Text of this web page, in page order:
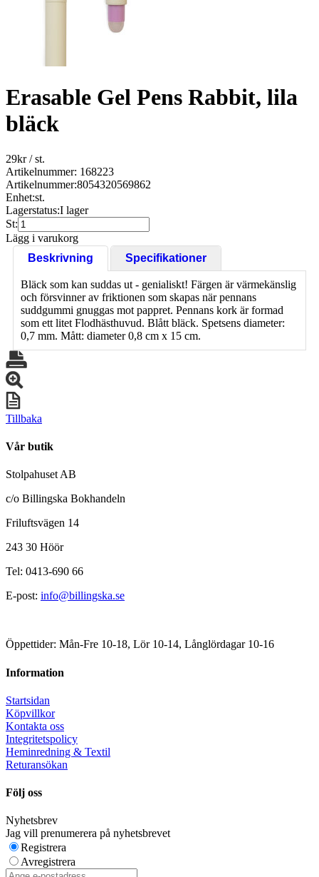
Erasable Gel Pens Rabbit, lila
bläck
29kr/ st.
Artikelnummer: 168223
Artikelnummer:8054320569862
Enhet:st.
Lagerstatus:I lager
St:
Lägg i varukorg
Beskrivning
Specifikationer
Bläck som kan suddas ut - genialiskt! Färgen är värmekänslig
och försvinner av friktionen som skapas när pennans
suddgummi gnuggas mot pappret. Pennans kork är formad
som ett litet Flodhästhuvud. Blått bläck. Spetsens diameter:
0,7 mm. Mått: diameter 0,8 cm x 15 cm.
Tillbaka
Vår butik
Stolpahuset AB
c/o Billingska Bokhandeln
Friluftsvägen 14
243 30 Höör
Tel: 0413-690 66
E-post: info@billingska.se
Öppettider: Mån-Fre 10-18, Lör 10-14, Långlördagar 10-16
Information
Startsidan
Köpvillkor
Kontakta oss
Integritetspolicy
Heminredning & Textil
Returansökan
Följ oss
Nyhetsbrev
Jag vill prenumerera på nyhetsbrevet
Registrera
Avregistrera